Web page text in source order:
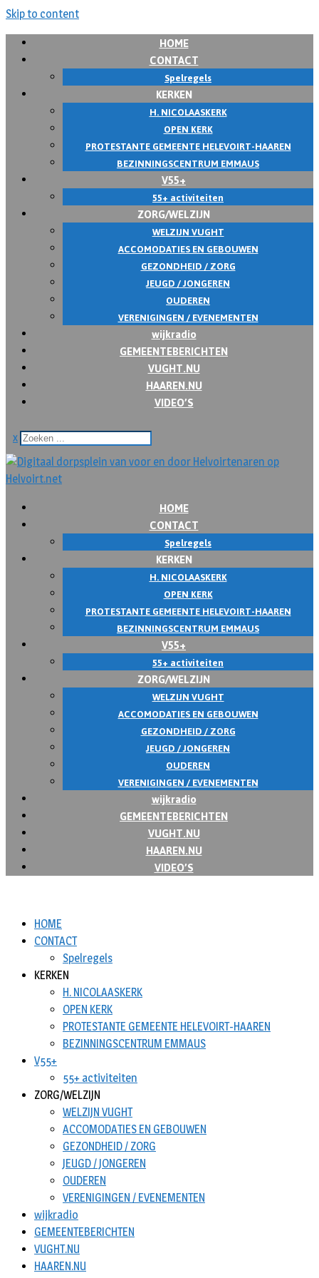
Skip to content
HOME
CONTACT
Spelregels
KERKEN
H. NICOLAASKERK
OPEN KERK
PROTESTANTE GEMEENTE HELEVOIRT-HAAREN
BEZINNINGSCENTRUM EMMAUS
V55+
55+ activiteiten
ZORG/WELZIJN
WELZIJN VUGHT
ACCOMODATIES EN GEBOUWEN
GEZONDHEID / ZORG
JEUGD / JONGEREN
OUDEREN
VERENIGINGEN / EVENEMENTEN
wijkradio
GEMEENTEBERICHTEN
VUGHT.NU
HAAREN.NU
VIDEO’S
x
HOME
CONTACT
Spelregels
KERKEN
H. NICOLAASKERK
OPEN KERK
PROTESTANTE GEMEENTE HELEVOIRT-HAAREN
BEZINNINGSCENTRUM EMMAUS
V55+
55+ activiteiten
ZORG/WELZIJN
WELZIJN VUGHT
ACCOMODATIES EN GEBOUWEN
GEZONDHEID / ZORG
JEUGD / JONGEREN
OUDEREN
VERENIGINGEN / EVENEMENTEN
wijkradio
GEMEENTEBERICHTEN
VUGHT.NU
HAAREN.NU
VIDEO’S
HOME
CONTACT
Spelregels
KERKEN
H. NICOLAASKERK
OPEN KERK
PROTESTANTE GEMEENTE HELEVOIRT-HAAREN
BEZINNINGSCENTRUM EMMAUS
V55+
55+ activiteiten
ZORG/WELZIJN
WELZIJN VUGHT
ACCOMODATIES EN GEBOUWEN
GEZONDHEID / ZORG
JEUGD / JONGEREN
OUDEREN
VERENIGINGEN / EVENEMENTEN
wijkradio
GEMEENTEBERICHTEN
VUGHT.NU
HAAREN.NU